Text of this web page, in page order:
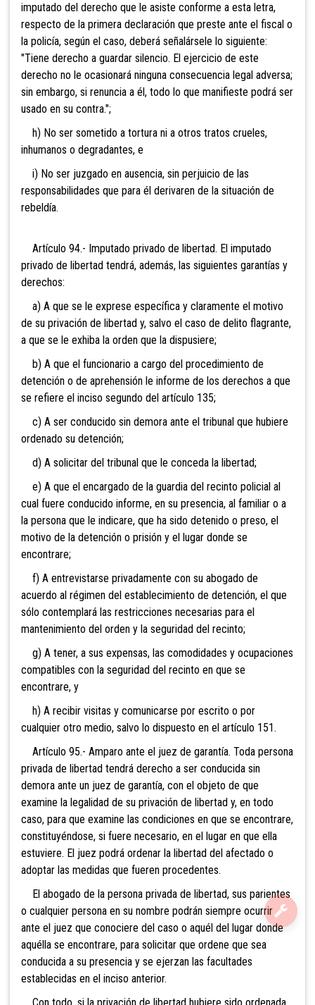
imputado del derecho que le asiste conforme a esta letra,
respecto de la primera declaración que preste ante el fiscal o
la policía, según el caso, deberá señalársele lo siguiente:
"Tiene derecho a guardar silencio. El ejercicio de este
derecho no le ocasionará ninguna consecuencia legal adversa;
sin embargo, si renuncia a él, todo lo que manifieste podrá ser
usado en su contra.";
h) No ser sometido a tortura ni a otros tratos crueles,
inhumanos o degradantes, e
i) No ser juzgado en ausencia, sin perjuicio de las
responsabilidades que para él derivaren de la situación de
rebeldía.
Artículo 94.- Imputado privado de libertad. El imputado
privado de libertad tendrá, además, las siguientes garantías y
derechos:
a) A que se le exprese específica y claramente el motivo
de su privación de libertad y, salvo el caso de delito flagrante,
a que se le exhiba la orden que la dispusiere;
b) A que el funcionario a cargo del procedimiento de
detención o de aprehensión le informe de los derechos a que
se refiere el inciso segundo del artículo 135;
c) A ser conducido sin demora ante el tribunal que hubiere
ordenado su detención;
d) A solicitar del tribunal que le conceda la libertad;
e) A que el encargado de la guardia del recinto policial al
cual fuere conducido informe, en su presencia, al familiar o a
la persona que le indicare, que ha sido detenido o preso, el
motivo de la detención o prisión y el lugar donde se
encontrare;
f) A entrevistarse privadamente con su abogado de
acuerdo al régimen del establecimiento de detención, el que
sólo contemplará las restricciones necesarias para el
mantenimiento del orden y la seguridad del recinto;
g) A tener, a sus expensas, las comodidades y ocupaciones
compatibles con la seguridad del recinto en que se
encontrare, y
h) A recibir visitas y comunicarse por escrito o por
cualquier otro medio, salvo lo dispuesto en el artículo 151.
Artículo 95.- Amparo ante el juez de garantía. Toda persona
privada de libertad tendrá derecho a ser conducida sin
demora ante un juez de garantía, con el objeto de que
examine la legalidad de su privación de libertad y, en todo
caso, para que examine las condiciones en que se encontrare,
constituyéndose, si fuere necesario, en el lugar en que ella
estuviere. El juez podrá ordenar la libertad del afectado o
adoptar las medidas que fueren procedentes.
El abogado de la persona privada de libertad, sus parientes
o cualquier persona en su nombre podrán siempre ocurrir
ante el juez que conociere del caso o aquél del lugar donde
aquélla se encontrare, para solicitar que ordene que sea
conducida a su presencia y se ejerzan las facultades
establecidas en el inciso anterior.